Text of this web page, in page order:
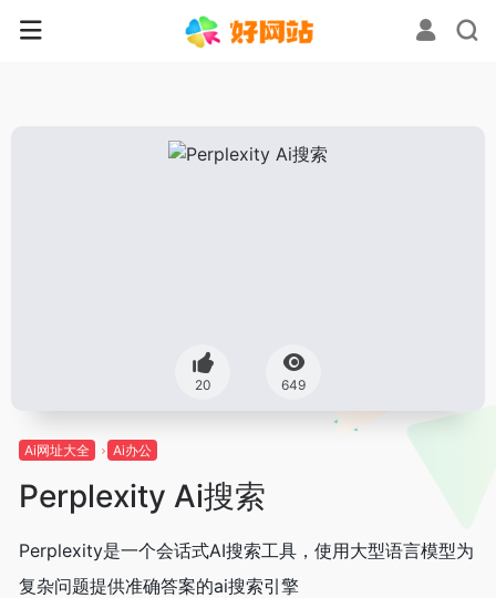
20 649
Ai网址大全 Ai办公
Perplexity Ai搜索
Perplexity是一个会话式AI搜索工具，使用大型语言模型为
复杂问题提供准确答案的ai搜索引擎